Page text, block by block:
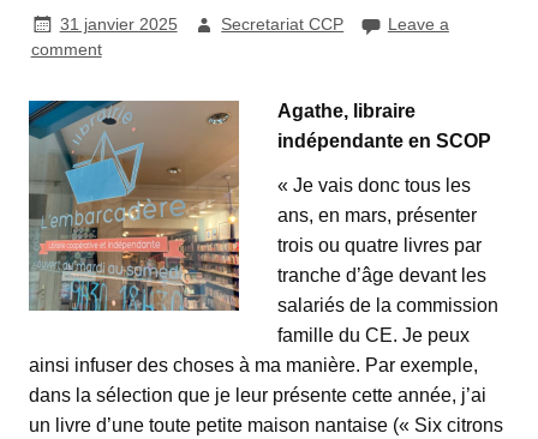
31 janvier 2025 Secretariat CCP
Leave a
comment
Agathe, libraire
indépendante en SCOP
« Je vais donc tous les
ans, en mars, présenter
trois ou quatre livres par
tranche d’âge devant les
salariés de la commission
famille du CE. Je peux
ainsi infuser des choses à ma manière. Par exemple,
dans la sélection que je leur présente cette année, j’ai
un livre d’une toute petite maison nantaise (« Six citrons